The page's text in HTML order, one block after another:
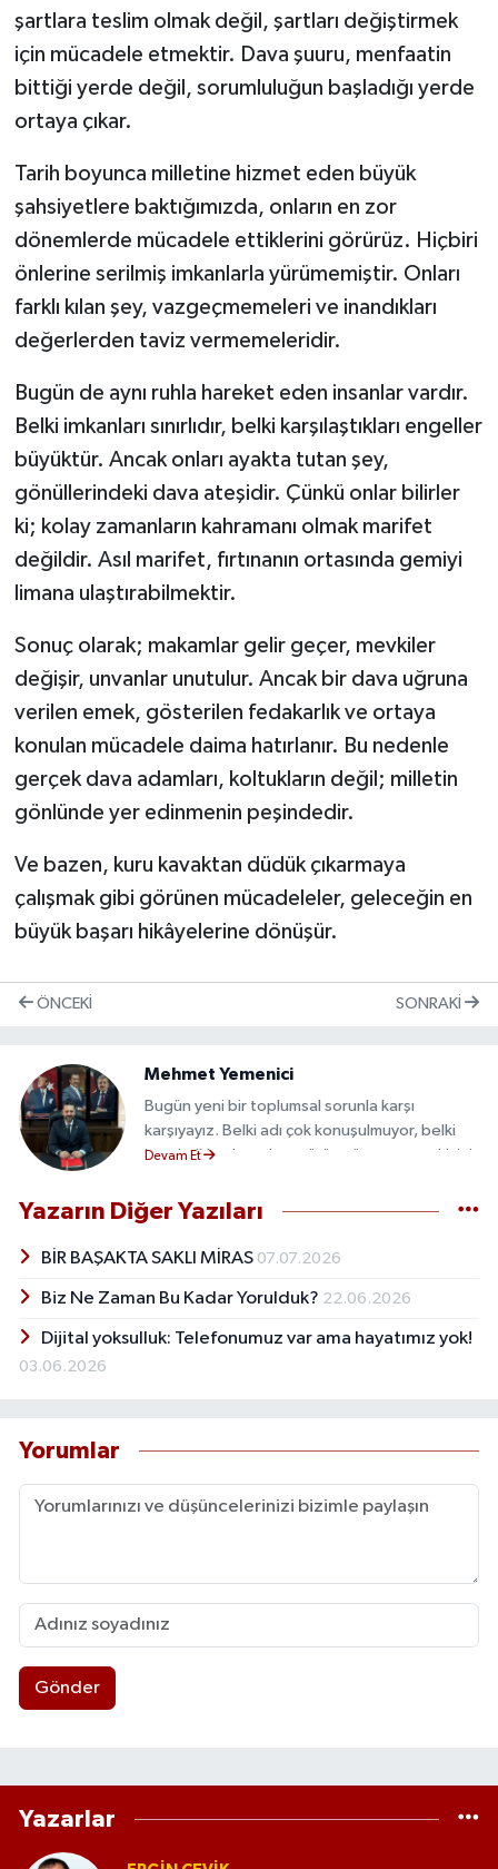
şartlara teslim olmak değil, şartları değiştirmek
için mücadele etmektir. Dava şuuru, menfaatin
bittiği yerde değil, sorumluluğun başladığı yerde
ortaya çıkar.
Tarih boyunca milletine hizmet eden büyük
şahsiyetlere baktığımızda, onların en zor
dönemlerde mücadele ettiklerini görürüz. Hiçbiri
önlerine serilmiş imkanlarla yürümemiştir. Onları
farklı kılan şey, vazgeçmemeleri ve inandıkları
değerlerden taviz vermemeleridir.
Bugün de aynı ruhla hareket eden insanlar vardır.
Belki imkanları sınırlıdır, belki karşılaştıkları engeller
büyüktür. Ancak onları ayakta tutan şey,
gönüllerindeki dava ateşidir. Çünkü onlar bilirler
ki; kolay zamanların kahramanı olmak marifet
değildir. Asıl marifet, fırtınanın ortasında gemiyi
limana ulaştırabilmektir.
Sonuç olarak; makamlar gelir geçer, mevkiler
değişir, unvanlar unutulur. Ancak bir dava uğruna
verilen emek, gösterilen fedakarlık ve ortaya
konulan mücadele daima hatırlanır. Bu nedenle
gerçek dava adamları, koltukların değil; milletin
gönlünde yer edinmenin peşindedir.
Ve bazen, kuru kavaktan düdük çıkarmaya
çalışmak gibi görünen mücadeleler, geleceğin en
büyük başarı hikâyelerine dönüşür.
ÖNCEKI SONRAKI
Mehmet Yemenici
Bugün yeni bir toplumsal sorunla karşı
karşıyayız. Belki adı çok konuşulmuyor, belki
istatistiklerde açıkça görünmüyor ama etkisini
İlk bakışta bu ifade şaşırtıcı gelebilir. Çünkü
sosyal medya var. Ancak burada sözünü
teknolojinin insan ilişkilerini zayıflatmasıdır.
birbirinin profilini ziyaret ediyor. Eskiden
büyüyor. Anne-baba telefonda, genç
göz göze gelmek yerine ekran kaydırılıyor. Bu
aidiyetinden gelir. Dijital yoksulluğun sonuçları
nelerdir? * Aile içi iletişimin zayıflaması *
Evlerde “telefonsuz aile zamanı” alışkanlığı
artırılmalı * Dijital farkındalık eğitimleri
Devam Et
Yazarın Diğer Yazıları
BİR BAŞAKTA SAKLI MİRAS 07.07.2026
Biz Ne Zaman Bu Kadar Yorulduk? 22.06.2026
Dijital yoksulluk: Telefonumuz var ama hayatımız yok!
03.06.2026
Yorumlar
Gönder
Yazarlar